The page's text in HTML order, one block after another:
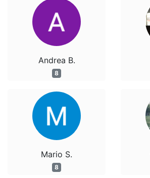
Andrea B.
8
Mario S.
8